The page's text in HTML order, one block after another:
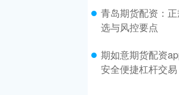
青岛期货配资：
选与风控要点
期如意期货配资
安全便捷杠杆交易